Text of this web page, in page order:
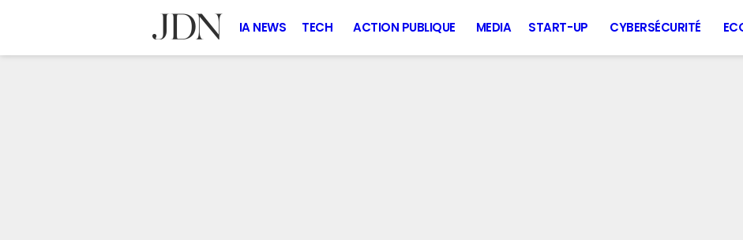
IA NEWS TECH ACTION PUBLIQUE MEDIA START-UP CYBERSÉCURITÉ